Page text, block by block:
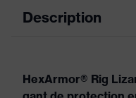
Description
HexArmor® Rig